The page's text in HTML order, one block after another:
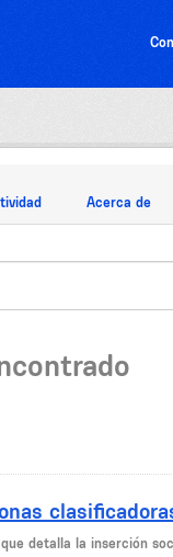
Acerca de
detalla la inserción